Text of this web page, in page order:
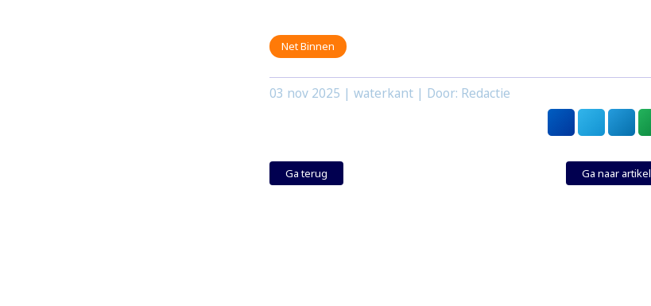
Net Binnen
03 nov 2025 | waterkant | Door: Redactie
Ga terug Ga naar artikel